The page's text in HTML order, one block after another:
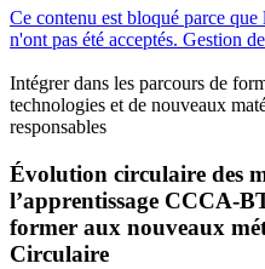
Ce contenu est bloqué parce
n'ont pas été acceptés. Gestion
Intégrer dans les parcours de
technologies et de nouveaux
responsables
Évolution circulaire des
l’apprentissage CCCA-
former aux nouveaux
Circulaire